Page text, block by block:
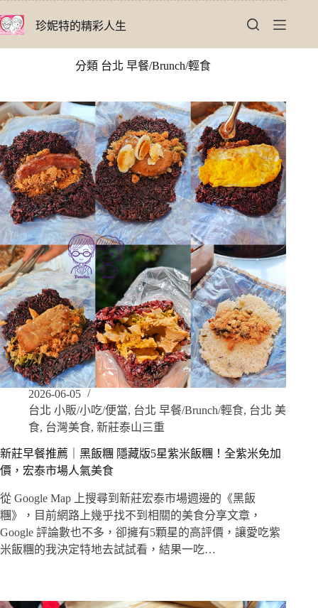
至
珍妮特的精彩人生
分類 台北 早餐/Brunch/輕食
2026-06-05
台北 小販/小吃/便當, 台北 早餐/Brunch/輕食, 台北 美
食, 台灣美食, 新莊泰山三重
新莊早餐推薦｜黑飯糰 隱藏版5星紫米飯糰！全紫米免加
價，宏泰市場人氣美食
從 Google Map 上搜尋到新莊宏泰市場週邊的《黑飯
糰》，目前網路上幾乎找不到相關的美食分享文章，
Google 評論數也不多，卻擁有5顆星的高評價，讓愛吃紫
米飯糰的我決定特地去試試看，結果一吃…